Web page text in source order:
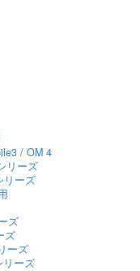
/ OM 4
リーズ
リーズ
ズ
ズ
ーズ
リーズ